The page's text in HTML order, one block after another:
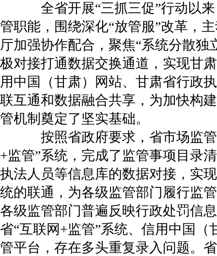
全省开展“三抓三促”行动以来
管职能，围绕深化“放管服”改革，
厅加强协作配合，聚焦“系统分散独
极对接打通数据交换通道，实现甘
用中国（甘肃）网站、甘肃省行政
联互通和数据融合共享，为加快构
管机制奠定了坚实基础。
按照省政府要求，省市场监管
+监管”系统，完成了监管事项目录
执法人员等信息库的数据对接，实
统的联通，为各级监管部门履行监
各级监管部门普遍反映行政处罚信
省“互联网+监管”系统、信用中国
管平台，存在多头重复录入问题。